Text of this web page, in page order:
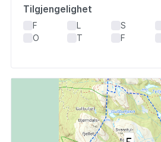
Tilgjengelighet
F L S
O
T F